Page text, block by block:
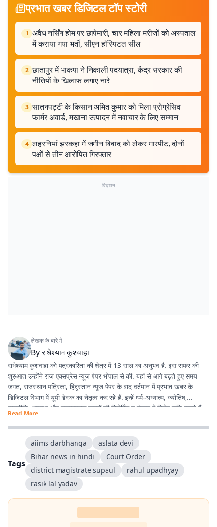
प्रभात खबर डिजिटल टॉप स्टोरी
1 अवैध नर्सिंग होम पर छापेमारी, चार महिला मरीजों को अस्पताल
में कराया गया भर्ती, सीएन हॉस्पिटल सील
2 छातापुर में भाकपा ने निकाली पदयात्रा, केंद्र सरकार की
नीतियों के खिलाफ लगाए नारे
3 सातनपट्टी के किसान अमित कुमार को मिला प्रोग्रेसिव
फार्मर अवार्ड, मखाना उत्पादन में नवाचार के लिए सम्मान
4 लहरनियां झरकहा में जमीन विवाद को लेकर मारपीट, दोनों
पक्षों से तीन आरोपित गिरफ्तार
विज्ञापन
लेखक के बारे में
Byराधेश्याम कुशवाहा
राधेश्याम कुशवाहा को पत्रकारिता की क्षेत्र में 13 साल का अनुभव है. इस सफर की
शुरुआत उन्होंने राज एक्सप्रेस न्यूज पेपर भोपाल से की. यहां से आगे बढ़ते हुए समय
जगत, राजस्थान पत्रिका, हिंदुस्तान न्यूज पेपर के बाद वर्तमान में प्रभात खबर के
डिजिटल विभाग में यूपी डेस्क का नेतृत्व कर रहे हैं. इन्हें धर्म-अध्यात्म, ज्योतिष,
राजनीति, अपराध और सकारात्मक खबरों की रिपोर्टिंग व लेखन में विशेष रुचि रखते हैं.
Read More
Tags
aiims darbhanga
aslata devi
Bihar news in hindi
Court Order
district magistrate supaul
rahul upadhyay
rasik lal yadav